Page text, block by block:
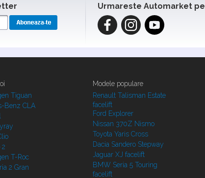
Urmareste Automarket pe
Tiguan
Benz CLA
2
T-Roc
2 Gran
Modele populare
Renault Talisman Estate
facelift
Ford Explorer
Nissan 370Z Nismo
Toyota Yaris Cross
Dacia Sandero Stepway
Jaguar XJ facelift
BMW Seria 5 Touring
facelift